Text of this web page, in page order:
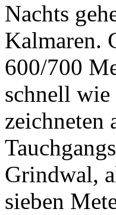
Nachts
Kalmaren.
600/700
schnell wie
zeichneten
Grindwal,
sieben